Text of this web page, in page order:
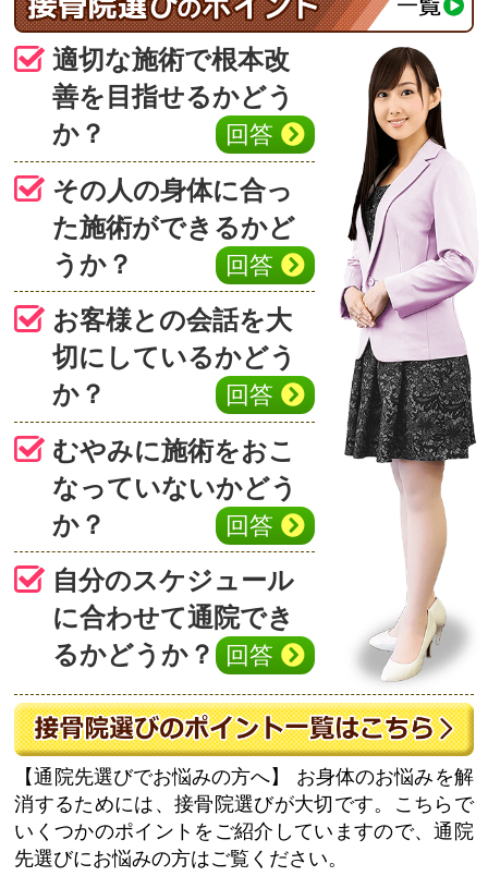
適切な施術で根本改
善を目指せるかどう
か？
回答
その人の身体に合っ
た施術ができるかど
うか？
回答
お客様との会話を大
切にしているかどう
か？
回答
むやみに施術をおこ
なっていないかどう
か？
回答
自分のスケジュール
に合わせて通院でき
るかどうか？
回答
【通院先選びでお悩みの方へ】
お身体のお悩みを解
消するためには、接骨院選びが大切です。こちらで
いくつかのポイントをご紹介していますので、通院
先選びにお悩みの方はご覧ください。